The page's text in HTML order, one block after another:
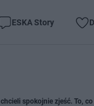
ESKA Story
spokojnie zjeść. To,